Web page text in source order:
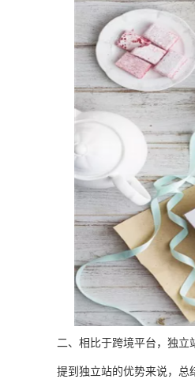
二、相比于跨境平台，独立
提到独立站的优势来说，总